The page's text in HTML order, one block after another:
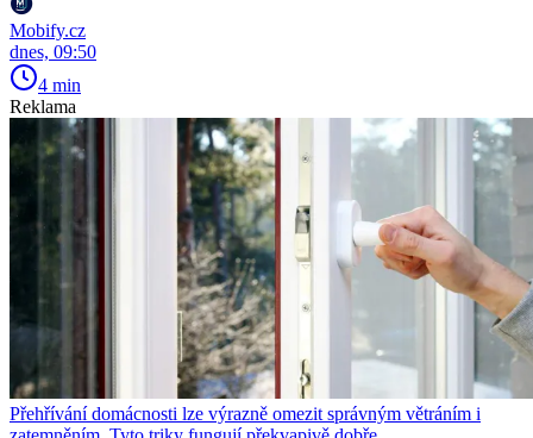
Mobify.cz
dnes, 09:50
4 min
Reklama
Přehřívání domácnosti lze výrazně omezit správným větráním i